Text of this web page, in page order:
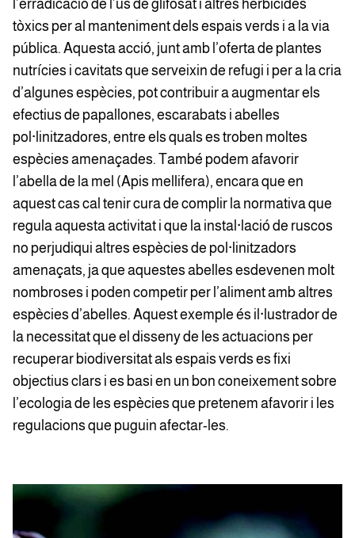
l’erradicació de l’ús de glifosat i altres herbicides
tòxics per al manteniment dels espais verds i a la via
pública. Aquesta acció, junt amb l’oferta de plantes
nutrícies i cavitats que serveixin de refugi i per a la cria
d’algunes espècies, pot contribuir a augmentar els
efectius de papallones, escarabats i abelles
pol·linitzadores, entre els quals es troben moltes
espècies amenaçades. També podem afavorir
l’abella de la mel (Apis mellifera), encara que en
aquest cas cal tenir cura de complir la normativa que
regula aquesta activitat i que la instal·lació de ruscos
no perjudiqui altres espècies de pol·linitzadors
amenaçats, ja que aquestes abelles esdevenen molt
nombroses i poden competir per l’aliment amb altres
espècies d’abelles. Aquest exemple és il·lustrador de
la necessitat que el disseny de les actuacions per
recuperar biodiversitat als espais verds es fixi
objectius clars i es basi en un bon coneixement sobre
l’ecologia de les espècies que pretenem afavorir i les
regulacions que puguin afectar-les.